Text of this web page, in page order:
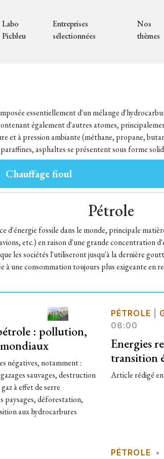
Labo
Picbleu
Entreprises
sélectionnées
Nos
thèmes
essentiellement d'un mélange
également d'autres atomes,
et à pression ambiante (méthane, propane,
asphaltes se présentent sous forme
Chauffage fioul
Pétrole
d'énergie fossile dans le monde, principale
etc.) en raison d'une grande
les sociétés l'utiliseront jusqu'à la dernière
à une consommation toujours plus exigeante en
: pollution,
négatives, notamment :
sauvages, destruction
à effet de serre
paysages, déforestation,
aux hydrocarbures
PÉTROLE
08:00
Energies
transition
Article rédigé
PÉTROLE •